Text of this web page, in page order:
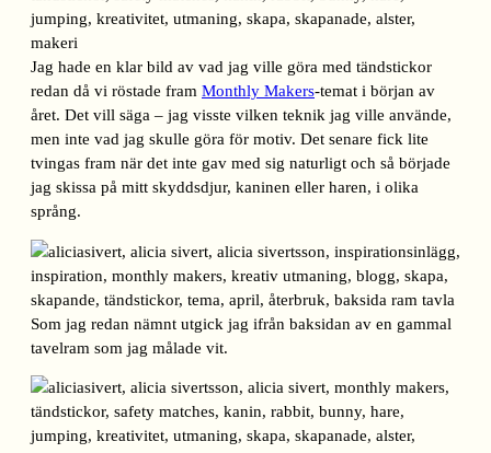
Jag hade en klar bild av vad jag ville göra med tändstickor
redan då vi röstade fram Monthly Makers-temat i början av
året. Det vill säga – jag visste vilken teknik jag ville använde,
men inte vad jag skulle göra för motiv. Det senare fick lite
tvingas fram när det inte gav med sig naturligt och så började
jag skissa på mitt skyddsdjur, kaninen eller haren, i olika
språng.
Som jag redan nämnt utgick jag ifrån baksidan av en gammal
tavelram som jag målade vit.